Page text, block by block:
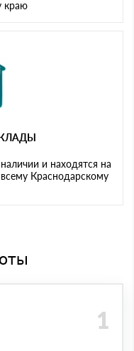
краю
и находятся на
Краснодарскому